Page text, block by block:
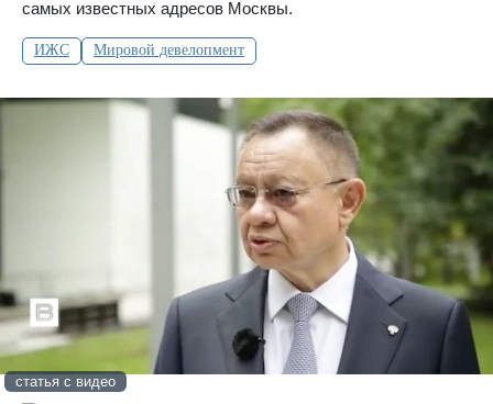
самых известных адресов Москвы.
ИЖС Мировой девелопмент
статья с видео